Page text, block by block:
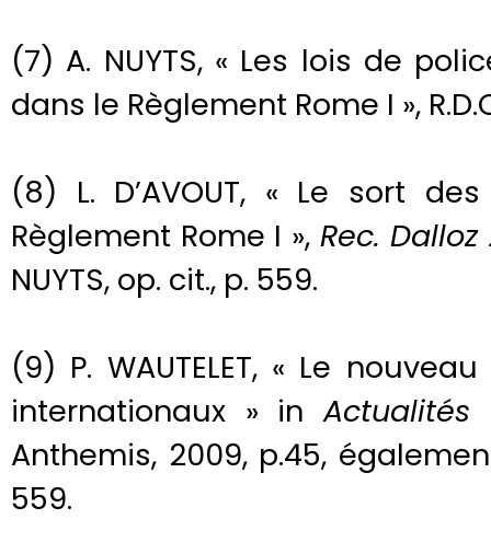
(7) A. NUYTS, « Les lois de
dans le Règlement Rome I »,
(8) L. D’AVOUT, « Le sort
Règlement Rome I », Rec.
NUYTS, op. cit., p. 559.
(9) P. WAUTELET, « Le
internationaux » in
Anthemis, 2009, p.45,
559.